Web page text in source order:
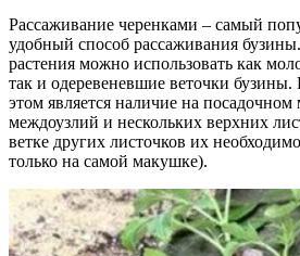
Рассаживание черенками – самый
удобный способ рассаживания
растения можно использовать как
так и одеревеневшие веточки
этом является наличие на посадочном
междоузлий и нескольких верхних
ветке других листочков их
только на самой макушке).